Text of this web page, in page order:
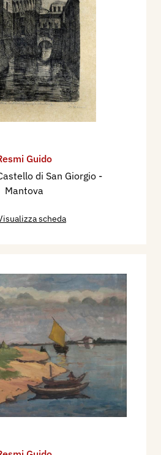
Guido
di San Giorgio -
Mantova
scheda